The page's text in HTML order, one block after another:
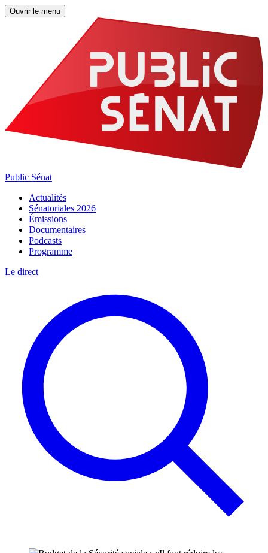
Ouvrir le menu
Public Sénat
Actualités
Sénatoriales 2026
Émissions
Documentaires
Podcasts
Programme
Le direct